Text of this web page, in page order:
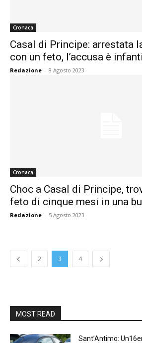
Cronaca
Casal di Principe: arrestata
con un feto, l’accusa è
Redazione - 8 Agosto 2023
Cronaca
Choc a Casal di Principe,
feto di cinque mesi in una
Redazione - 5 Agosto 2023
2 3 4
MOST READ
Sant’Antimo: